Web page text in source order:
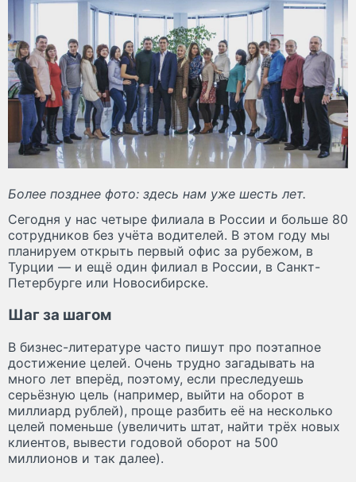
Более позднее фото: здесь нам уже шесть лет.
Сегодня у нас четыре филиала в России и больше 80
сотрудников без учёта водителей. В этом году мы
планируем открыть первый офис за рубежом, в
Турции — и ещё один филиал в России, в Санкт-
Петербурге или Новосибирске.
Шаг за шагом
В бизнес-литературе часто пишут про поэтапное
достижение целей. Очень трудно загадывать на
много лет вперёд, поэтому, если преследуешь
серьёзную цель (например, выйти на оборот в
миллиард рублей), проще разбить её на несколько
целей поменьше (увеличить штат, найти трёх новых
клиентов, вывести годовой оборот на 500
миллионов и так далее).